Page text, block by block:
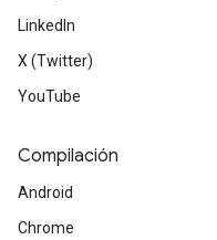
LinkedIn
X (Twitter)
YouTube
Compilación
Android
Chrome